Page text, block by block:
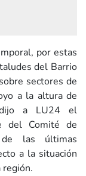
por estas
del Barrio
sectores de
a la altura de
dijo a LU24 el
del Comité de
de las últimas
a la situación
región.